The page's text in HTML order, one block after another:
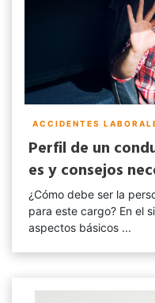
ACCIDENTES
Perfil de un
es y consejos
¿Cómo debe ser la
para este cargo? En el
aspectos básicos ...